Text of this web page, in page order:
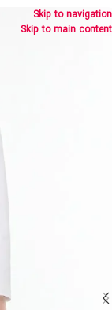
Skip to navigation
Skip to main content